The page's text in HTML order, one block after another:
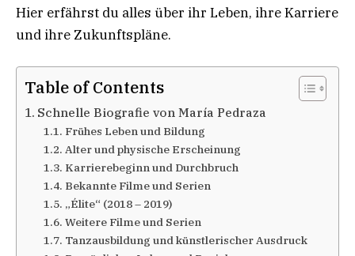
Hier erfährst du alles über ihr Leben, ihre Karriere
und ihre Zukunftspläne.
Table of Contents
Schnelle Biografie von María Pedraza
Frühes Leben und Bildung
Alter und physische Erscheinung
Karrierebeginn und Durchbruch
Bekannte Filme und Serien
„Élite“ (2018 – 2019)
Weitere Filme und Serien
Tanzausbildung und künstlerischer Ausdruck